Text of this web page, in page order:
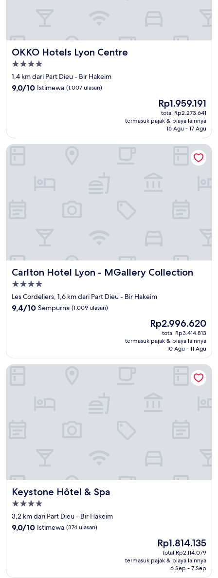
OKKO Hotels Lyon Centre
OKKO Hotels Lyon Centre
Properti
bintang
4.0
1,4 km dari Part Dieu - Bir Hakeim
9.0
9,0/10 Istimewa (1.007 ulasan)
Harga
sekarang
Rp1.959.191
Rp1.959.191
total Rp2.273.641
termasuk pajak & biaya lainnya
16 Agu - 17 Agu
Carlton Hotel Lyon - MGallery Collection
Carlton Hotel Lyon - MGallery Collection
Properti
bintang
4.0
Les Cordeliers, 1,6 km dari Part Dieu - Bir Hakeim
9.4
9,4/10 Sempurna (1.009 ulasan)
Harga
sekarang
Rp2.996.620
Rp2.996.620
total Rp3.414.813
termasuk pajak & biaya lainnya
10 Agu - 11 Agu
Carlton Hotel Lyon - MGallery Collection
Keystone Hôtel & Spa
Keystone Hôtel & Spa
Properti
bintang
4.0
3,2 km dari Part Dieu - Bir Hakeim
9.0
9,0/10 Istimewa (374 ulasan)
Harga
sekarang
Rp1.814.135
Rp1.814.135
total Rp2.114.079
termasuk pajak & biaya lainnya
6 Sep - 7 Sep
Keystone Hôtel & Spa